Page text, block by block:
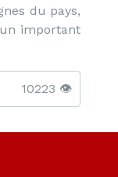
du pays,
important
10223 👁️